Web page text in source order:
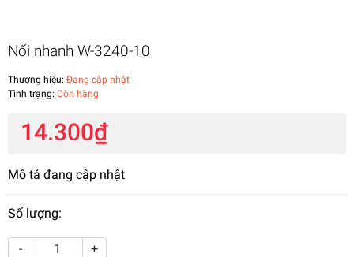
Nối nhanh W-3240-10
Thương hiệu: Đang cập nhật
Tình trạng: Còn hàng
14.300₫
Mô tả đang cập nhật
Số lượng:
- +